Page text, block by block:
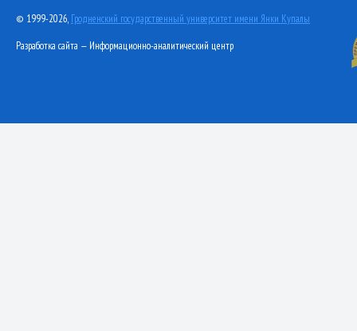
© 1999-2026, Гродненский государственный университет имени Янки Купалы
Разработка сайта — Информационно-аналитический центр